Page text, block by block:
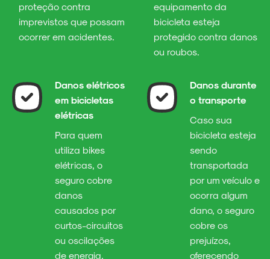
proteção contra
imprevistos que possam
ocorrer em acidentes.
equipamento da
bicicleta esteja
protegido contra danos
ou roubos.
Danos elétricos
em bicicletas
elétricas
Para quem
utiliza bikes
elétricas, o
seguro cobre
danos
causados por
curtos-circuitos
ou oscilações
de energia,
Danos durante
o transporte
Caso sua
bicicleta esteja
sendo
transportada
por um veículo e
ocorra algum
dano, o seguro
cobre os
prejuízos,
oferecendo